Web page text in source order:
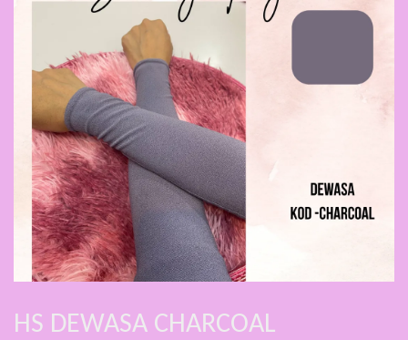
HS DEWASA CHARCOAL